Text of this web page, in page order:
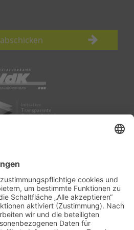
abschicken